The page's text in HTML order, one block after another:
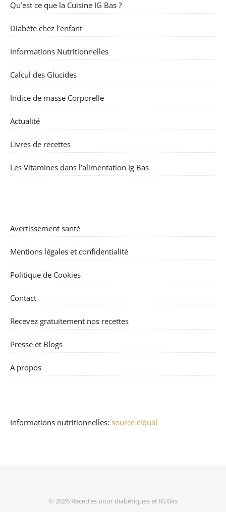
Qu’est ce que la Cuisine IG Bas ?
Diabète chez l’enfant
Informations Nutritionnelles
Calcul des Glucides
Indice de masse Corporelle
Actualité
Livres de recettes
Les Vitamines dans l’alimentation Ig Bas
Avertissement santé
Mentions légales et confidentialité
Politique de Cookies
Contact
Recevez gratuitement nos recettes
Presse et Blogs
A propos
Informations nutritionnelles: source ciqual
© 2026 Recettes pour diabétiques et IG Bas